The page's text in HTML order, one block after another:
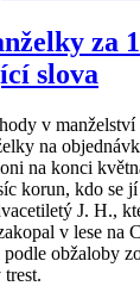
za
slova
v manželství
na
na konci
korun, kdo se
J. H.,
v lese na
obžaloby